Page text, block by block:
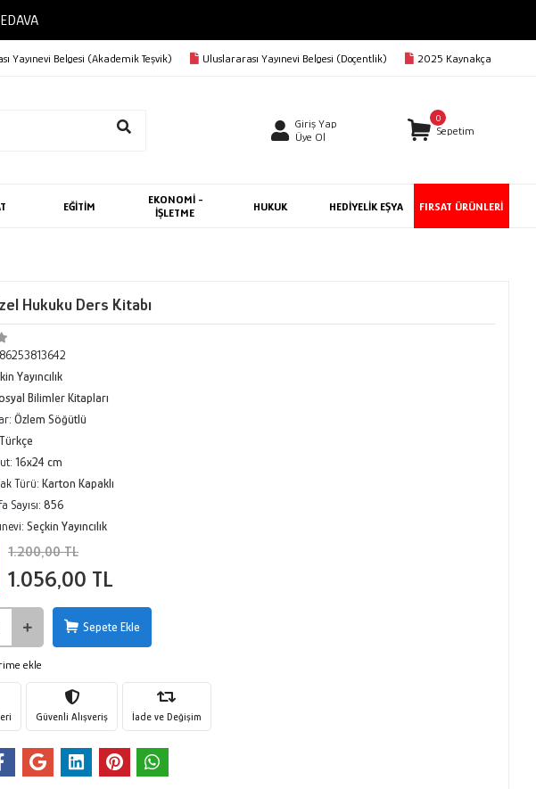
Yayınevi Belgesi (Akademik Teşvik) Uluslararası Yayınevi Belgesi (Doçentlik) 2025 Kaynakça
Giriş Yap
Üye Ol
0
Sepetim
EĞİTİM
EKONOMİ -
İŞLETME
HUKUK HEDİYELİK EŞYA FIRSAT ÜRÜNLERİ
Hukuku Ders Kitabı
Yayıncılık
Bilimler Kitapları
Özlem Söğütlü
Türkçe
16x24 cm
Türü: Karton Kapaklı
Sayısı: 856
Seçkin Yayıncılık
1.200,00 TL
1.056,00 TL
Sepete Ekle
ekle
Güvenli Alışveriş İade ve Değişim